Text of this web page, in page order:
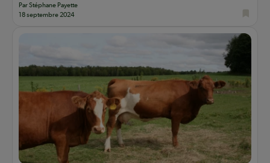
Par Stéphane Payette
18 septembre 2024